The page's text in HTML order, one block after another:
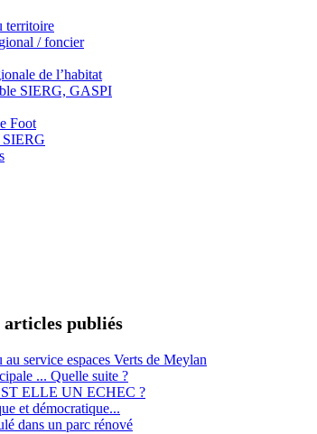
territoire
/ foncier
de l’habitat
SIERG, GASPI
Foot
SIERG
publiés
service espaces Verts de Meylan
... Quelle suite ?
ELLE UN ECHEC ?
et démocratique...
dans un parc rénové